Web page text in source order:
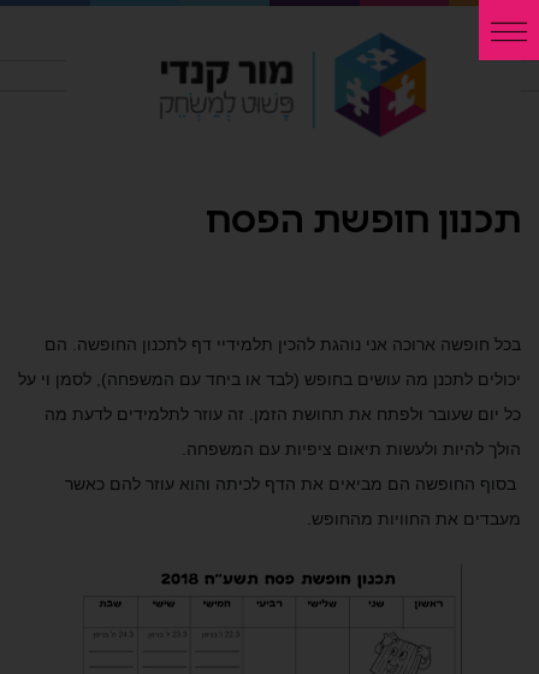
תכנון חופשת הפסח
בכל חופשה ארוכה אני נוהגת להכין תלמידיי דף לתכנון החופשה. הם
יכולים לתכנן מה עושים בחופש (לבד או ביחד עם המשפחה), לסמן וי על
כל יום שעובר ולפתח את תחושת הזמן. זה עוזר לתלמידים לדעת מה
הולך להיות ולעשות תיאום ציפיות עם המשפחה.
בסוף החופשה הם מביאים את הדף לכיתה והוא עוזר להם כאשר
מעבדים את החוויות מהחופש.